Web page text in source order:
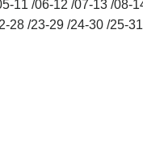
/06-12 /07-13 /08-
28 /23-29 /24-30 /